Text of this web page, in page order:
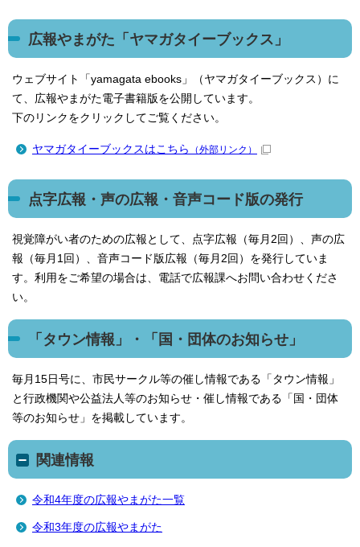
広報やまがた「ヤマガタイーブックス」
ウェブサイト「yamagata ebooks」（ヤマガタイーブックス）に
て、広報やまがた電子書籍版を公開しています。
下のリンクをクリックしてご覧ください。
ヤマガタイーブックスはこちら （外部リンク）
点字広報・声の広報・音声コード版の発行
視覚障がい者のための広報として、点字広報（毎月2回）、声の広
報（毎月1回）、音声コード版広報（毎月2回）を発行していま
す。利用をご希望の場合は、電話で広報課へお問い合わせくださ
い。
「タウン情報」・「国・団体のお知らせ」
毎月15日号に、市民サークル等の催し情報である「タウン情報」
と行政機関や公益法人等のお知らせ・催し情報である「国・団体
等のお知らせ」を掲載しています。
関連情報
令和4年度の広報やまがた一覧
令和3年度の広報やまがた